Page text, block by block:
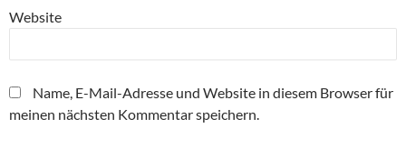
Website
Name, E-Mail-Adresse und Website in diesem Browser für
meinen nächsten Kommentar speichern.